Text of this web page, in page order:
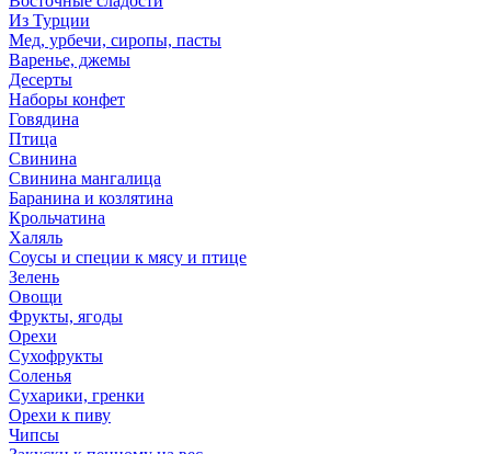
Из Турции
Мед, урбечи, сиропы, пасты
Варенье, джемы
Десерты
Наборы конфет
Говядина
Птица
Свинина
Свинина мангалица
Баранина и козлятина
Крольчатина
Халяль
Соусы и специи к мясу и птице
Зелень
Овощи
Фрукты, ягоды
Орехи
Сухофрукты
Соленья
Сухарики, гренки
Орехи к пиву
Чипсы